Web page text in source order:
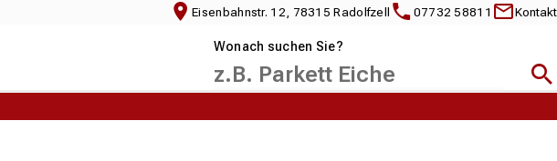
Eisenbahnstr. 12, 78315 Radolfzell 07732 58811 Kontakt
Wonach suchen Sie?